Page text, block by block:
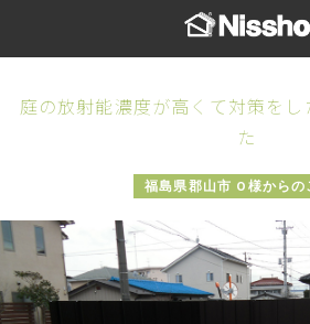
庭の放射能濃度が高くて対策を
た
福島県郡山市 O様からの